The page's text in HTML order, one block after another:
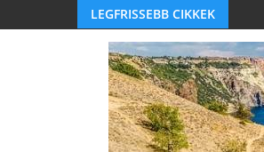
LEGFRISSEBB CIKKEK